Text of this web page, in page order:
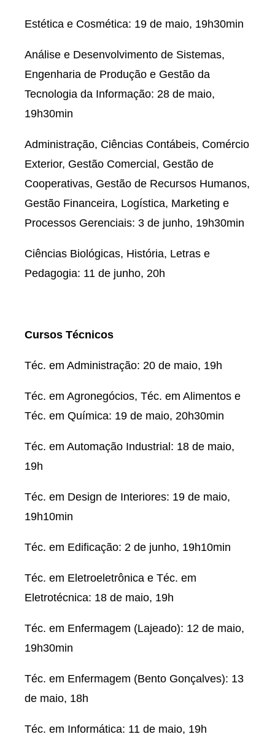
Estética e Cosmética: 19 de maio, 19h30min
Análise e Desenvolvimento de Sistemas,
Engenharia de Produção e Gestão da
Tecnologia da Informação: 28 de maio,
19h30min
Administração, Ciências Contábeis, Comércio
Exterior, Gestão Comercial, Gestão de
Cooperativas, Gestão de Recursos Humanos,
Gestão Financeira, Logística, Marketing e
Processos Gerenciais: 3 de junho, 19h30min
Ciências Biológicas, História, Letras e
Pedagogia: 11 de junho, 20h
Cursos Técnicos
Téc. em Administração: 20 de maio, 19h
Téc. em Agronegócios, Téc. em Alimentos e
Téc. em Química: 19 de maio, 20h30min
Téc. em Automação Industrial: 18 de maio,
19h
Téc. em Design de Interiores: 19 de maio,
19h10min
Téc. em Edificação: 2 de junho, 19h10min
Téc. em Eletroeletrônica e Téc. em
Eletrotécnica: 18 de maio, 19h
Téc. em Enfermagem (Lajeado): 12 de maio,
19h30min
Téc. em Enfermagem (Bento Gonçalves): 13
de maio, 18h
Téc. em Informática: 11 de maio, 19h